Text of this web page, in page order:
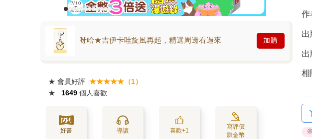
呀哈★吉伊卡哇旋風再起，精選周邊看過來 加購
★ 會員好評 ★★★★★（1）
★
1649 個人喜歡
好書 導讀 喜歡+1
寫評價
賺金幣
作
出
出
相